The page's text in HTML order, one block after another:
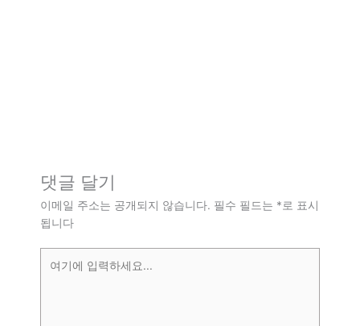
댓글 달기
이메일 주소는 공개되지 않습니다. 필수 필드는 *로 표시
됩니다